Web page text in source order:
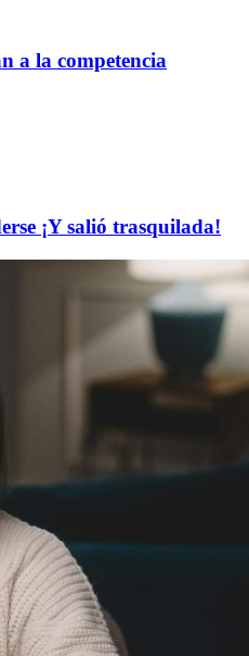
a la competencia
¡Y salió trasquilada!